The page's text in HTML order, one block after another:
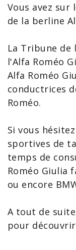
Vous avez
de la berline
La Tribune de
l'Alfa Roméo
Alfa Roméo
conductrices
Roméo.
Si vous
sportives de
temps de
Roméo Giulia
ou encore
A tout de
pour